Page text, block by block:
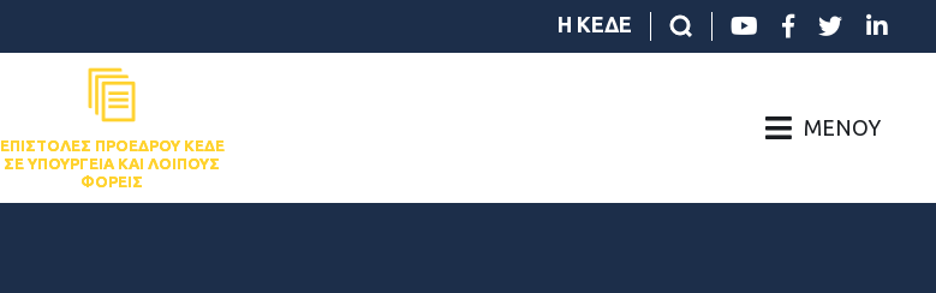
Η ΚΕΔΕ
ΕΠΙΣΤΟΛΈΣ ΠΡΟΈΔΡΟΥ ΚΕΔΕ
ΣΕ ΥΠΟΥΡΓΕΊΑ ΚΑΙ ΛΟΙΠΟΎΣ
ΦΟΡΕΊΣ
ΜΕΝΟΎ